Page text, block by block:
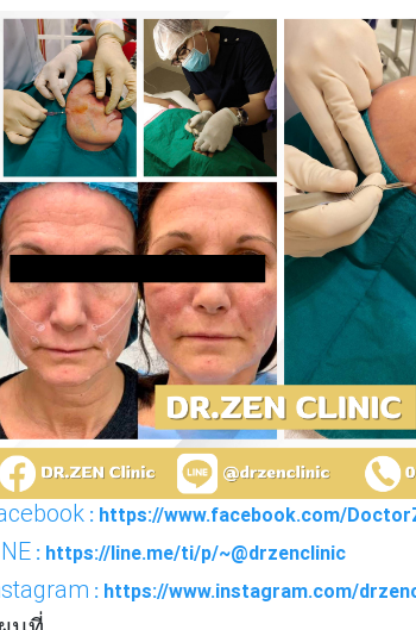
: https://www.facebook.com/
: https://line.me/ti/p/~@drzenclinic
: https://www.instagram.com/